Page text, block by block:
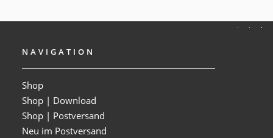
NAVIGATION
Shop
Shop | Download
Shop | Postversand
Neu im Postversand